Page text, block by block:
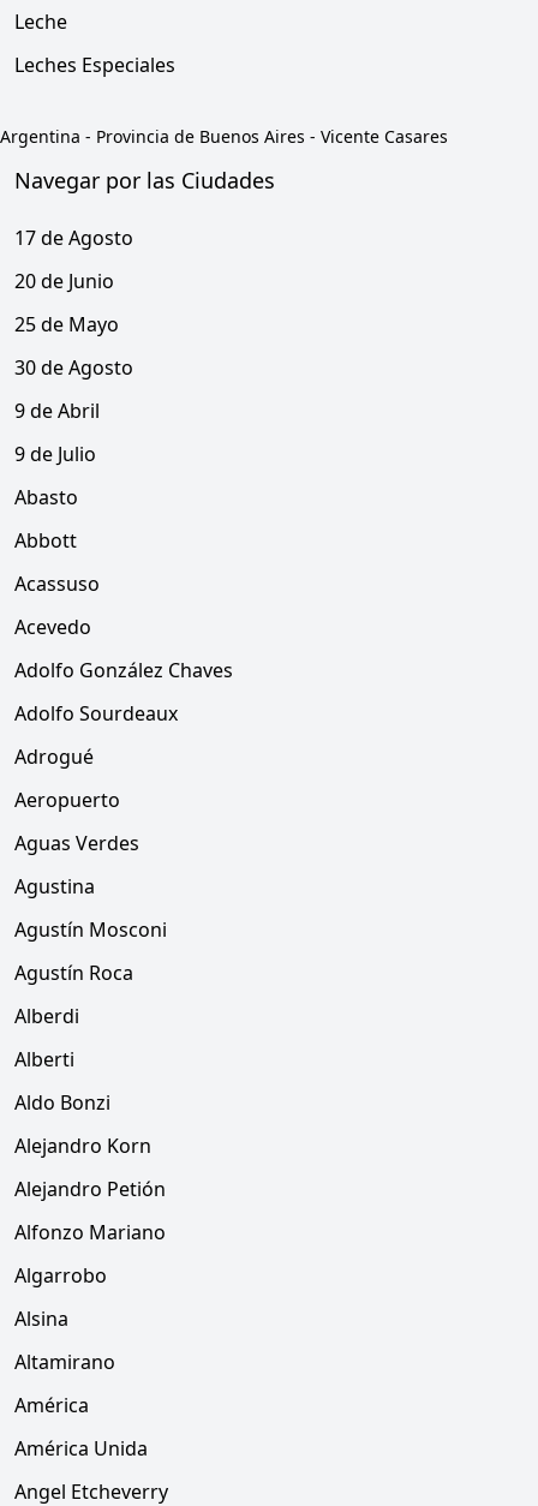
Leche
Leches Especiales
Argentina - Provincia de Buenos Aires - Vicente Casares
Navegar por las Ciudades
17 de Agosto
20 de Junio
25 de Mayo
30 de Agosto
9 de Abril
9 de Julio
Abasto
Abbott
Acassuso
Acevedo
Adolfo González Chaves
Adolfo Sourdeaux
Adrogué
Aeropuerto
Aguas Verdes
Agustina
Agustín Mosconi
Agustín Roca
Alberdi
Alberti
Aldo Bonzi
Alejandro Korn
Alejandro Petión
Alfonzo Mariano
Algarrobo
Alsina
Altamirano
América
América Unida
Angel Etcheverry